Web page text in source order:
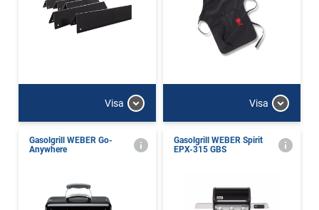
Visa Visa
Gasolgrill WEBER Go-
Anywhere
Gasolgrill WEBER Spirit
EPX-315 GBS